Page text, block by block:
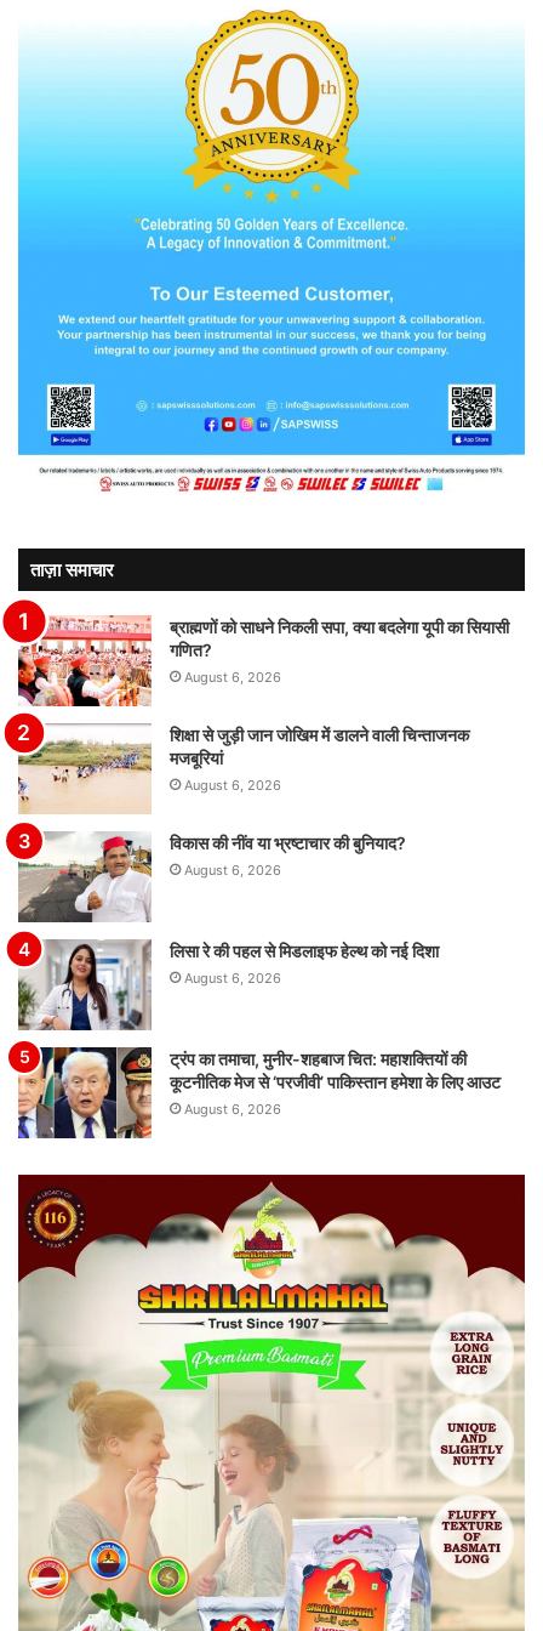
ताज़ा समाचार
ब्राह्मणों को साधने निकली सपा, क्या बदलेगा यूपी का सियासी
गणित?
August 6, 2026
शिक्षा से जुड़ी जान जोखिम में डालने वाली चिन्ताजनक
मजबूरियां
August 6, 2026
विकास की नींव या भ्रष्टाचार की बुनियाद?
August 6, 2026
लिसा रे की पहल से मिडलाइफ हेल्थ को नई दिशा
August 6, 2026
ट्रंप का तमाचा, मुनीर-शहबाज चित: महाशक्तियों की
कूटनीतिक मेज से ‘परजीवी’ पाकिस्तान हमेशा के लिए आउट
August 6, 2026